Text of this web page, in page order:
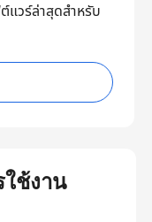
แวร์ล่าสุดสำหรับ
ช้งาน